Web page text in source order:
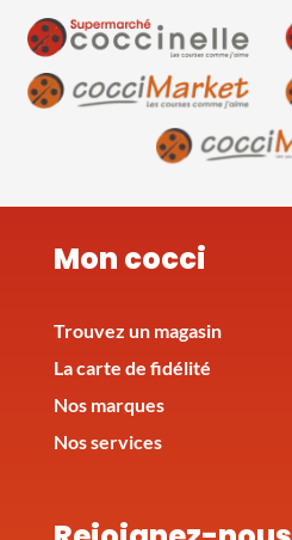
Mon cocci
Trouvez un magasin
La carte de fidélité
Nos marques
Nos services